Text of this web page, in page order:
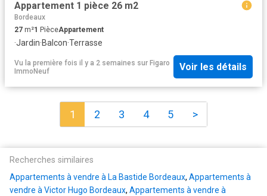
Appartement 1 pièce 26 m2
Bordeaux
27 m²1 PièceAppartement
·Jardin·Balcon·Terrasse
Vu la première fois il y a 2 semaines sur Figaro
ImmoNeuf
Voir les détails
1 2 3 4 5 >
Recherches similaires
Appartements à vendre à La Bastide Bordeaux, Appartements à
vendre à Victor Hugo Bordeaux, Appartements à vendre à